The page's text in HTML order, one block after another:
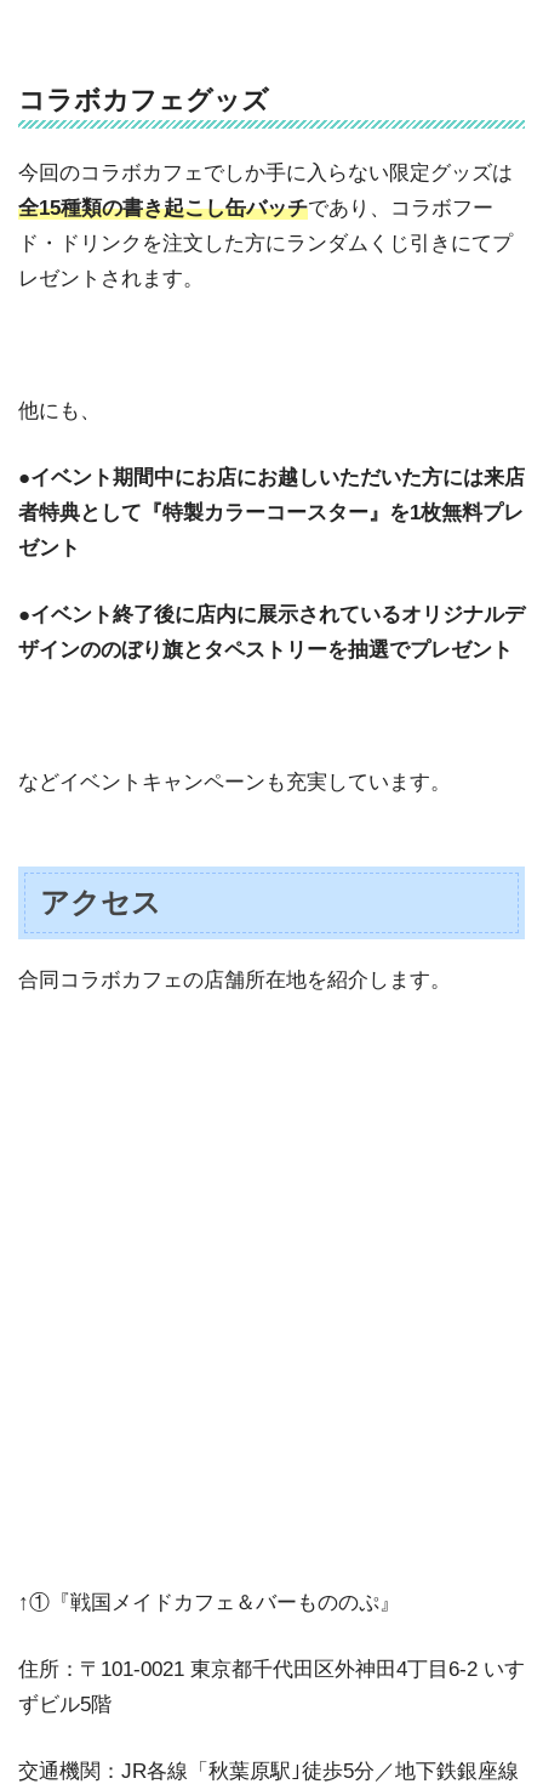
コラボカフェグッズ
今回のコラボカフェでしか手に入らない限定グッズは
全15種類の書き起こし缶バッチであり、コラボフー
ド・ドリンクを注文した方にランダムくじ引きにてプ
レゼントされます。
他にも、
●イベント期間中にお店にお越しいただいた方には来店
者特典として『特製カラーコースター』を1枚無料プレ
ゼント
●イベント終了後に店内に展示されているオリジナルデ
ザインののぼり旗とタペストリーを抽選でプレゼント
などイベントキャンペーンも充実しています。
アクセス
合同コラボカフェの店舗所在地を紹介します。
↑①『戦国メイドカフェ＆バーもののぷ』
住所：〒101-0021 東京都千代田区外神田4丁目6-2 いす
ずビル5階
交通機関：JR各線「秋葉原駅｣徒歩5分／地下鉄銀座線